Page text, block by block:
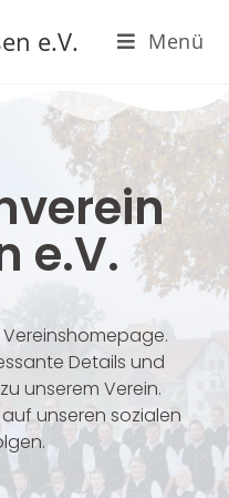
e.V. Menü
e.V.
Details und
unserem Verein.
unseren sozialen